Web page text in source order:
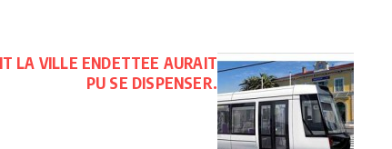
LA VILLE ENDETTEE AURAIT
PU SE DISPENSER.